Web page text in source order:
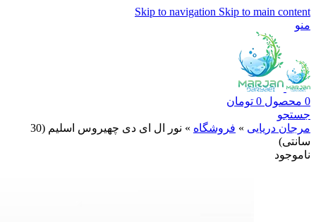
Skip to navigation Skip to main content
منو
0 محصول 0 تومان
جستجو
مرجان دریایی » فروشگاه »
نور ال ای دی چهیروس اسلیم (30
سانتی)
ناموجود